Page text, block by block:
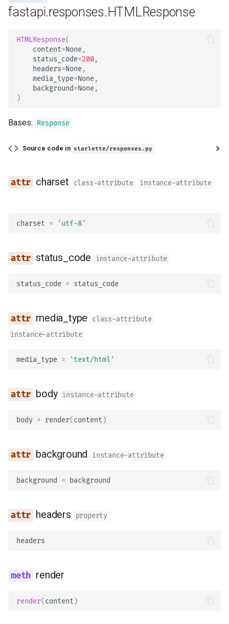
fastapi.responses.HTMLResponse
HTMLResponse(
content=None,
status_code=200,
headers=None,
media_type=None,
background=None,
)
Bases: Response
Source code in starlette/responses.py
charset class-attribute instance-attribute
charset = 'utf-8'
status_code instance-attribute
status_code = status_code
media_type
class-attribute
instance-attribute
media_type = 'text/html'
body instance-attribute
body = render(content )
background instance-attribute
background = background
headers property
headers
render
render(content )